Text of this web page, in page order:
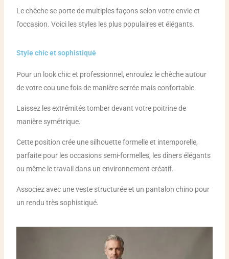
Le chèche se porte de multiples façons selon votre envie et
l’occasion. Voici les styles les plus populaires et élégants.
Style chic et sophistiqué
Pour un look chic et professionnel, enroulez le chèche autour
de votre cou une fois de manière serrée mais confortable.
Laissez les extrémités tomber devant votre poitrine de
manière symétrique.
Cette position crée une silhouette formelle et intemporelle,
parfaite pour les occasions semi-formelles, les dîners élégants
ou même le travail dans un environnement créatif.
Associez avec une veste structurée et un pantalon chino pour
un rendu très sophistiqué.